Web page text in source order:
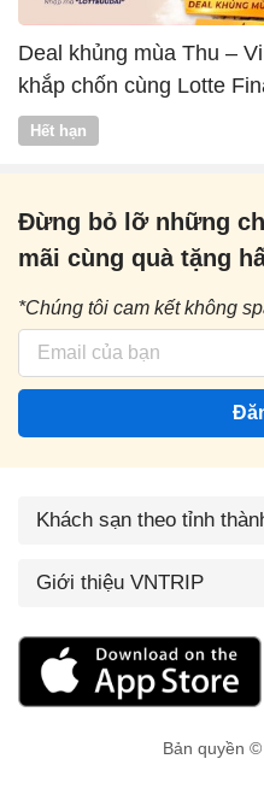
Deal khủng mùa Thu –
khắp chốn cùng Lotte
Vntrip
Hết hạn
Đừng bỏ lỡ những
mãi cùng quà tặng
*Chúng tôi cam kết không
Khách sạn theo tỉnh
Giới thiệu VNTRIP
Bản quyền